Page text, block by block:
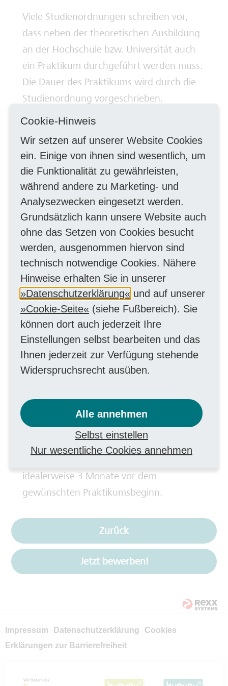
Deine Ausbilderinnen und Ausbilder
Viele Studienordnungen schreiben vor,
dass neben der theoretischen Ausbildung
an der Hochschule bzw. Universität auch
ein Praktikum durchgeführt werden muss.
Die Dauer des Praktikums wird durch die
Studienordnung vorgeschrieben.
Bewerbungsunterlagen
Zur Bearbeitung der Praktikumsanfrage
senden Sie uns bitte über das Online-
Formular folgende Unterlagen:
- Anschreiben
- Tabellarischer Lebenslauf
- Letztes Schulzeugnis
- Immatrikulationsbescheinigung
- Nachweis über vorgeschriebenes
Praktikum
Zeitliche Planung
Die Vermittlung eines passenden
erfahrungsgemäß einige Zeit in Anspruch.
Deshalb und aufgrund der großen
Nachfrage nach Praktikumsplätzen bitten
idealerweise 3 Monate vor dem
gewünschten Praktikumsbeginn.
Zurück
Jetzt bewerben!
Impressum Datenschutzerklärung
Cookies
Erklärungen zur Barrierefreiheit
Cookie-Hinweis
Wir setzen auf unserer Website Cookies
ein. Einige von ihnen sind wesentlich, um
die Funktionalität zu gewährleisten,
während andere zu Marketing- und
Analysezwecken eingesetzt werden.
Grundsätzlich kann unsere Website auch
ohne das Setzen von Cookies besucht
werden, ausgenommen hiervon sind
technisch notwendige Cookies. Nähere
Hinweise erhalten Sie in unserer
Datenschutzerklärung
und auf unserer
Cookie-Seite
(siehe Fußbereich). Sie
können dort auch jederzeit Ihre
Einstellungen selbst bearbeiten und das
Ihnen jederzeit zur Verfügung stehende
Widerspruchsrecht ausüben.
Alle annehmen
Selbst einstellen
Nur wesentliche Cookies annehmen